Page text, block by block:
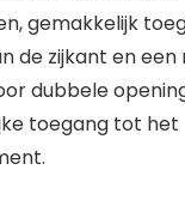
gemakkelijk
de zijkant en een
dubbele
toegang tot het